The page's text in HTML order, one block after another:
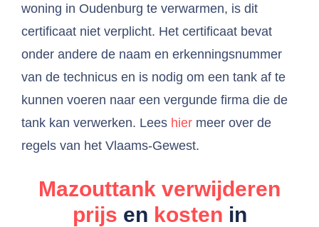
woning in Oudenburg te verwarmen, is dit
certificaat niet verplicht. Het certificaat bevat
onder andere de naam en erkenningsnummer
van de technicus en is nodig om een tank af te
kunnen voeren naar een vergunde firma die de
tank kan verwerken. Lees hier meer over de
regels van het Vlaams-Gewest.
Mazouttank verwijderen
prijs en kosten in